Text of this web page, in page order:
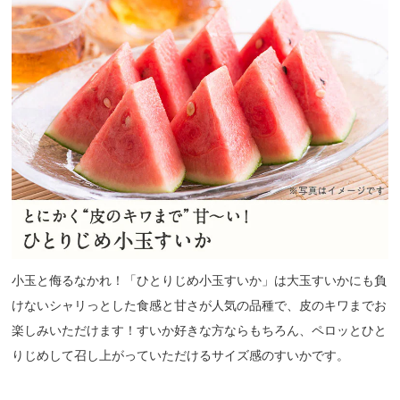
小玉と侮るなかれ！「ひとりじめ小玉すいか」は大玉すいかにも負
けないシャリっとした食感と甘さが人気の品種で、皮のキワまでお
楽しみいただけます！すいか好きな方ならもちろん、ペロッとひと
りじめして召し上がっていただけるサイズ感のすいかです。